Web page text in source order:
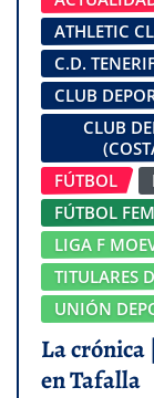
ATHLETIC
C.D.
CLUB
CLUB
FÚTBOL
FÚTBOL
LIGA F
TITULARES
UNIÓN
La crónica
en Tafalla